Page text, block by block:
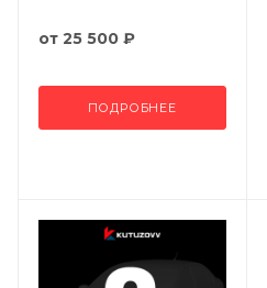
от 25 500 ₽
ПОДРОБНЕЕ